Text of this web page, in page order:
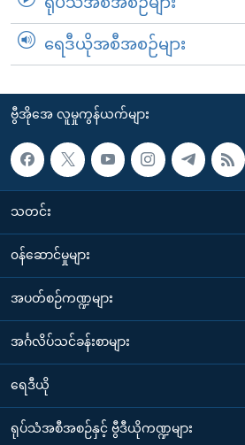
ရေဒီယိုအစီအစဉ်များ
ဗွီအိုအေ လူမှုကွန်ယက်များ
သတင်း
၀န်ဆောင်မှုများ
အပတ်စဉ်ကဏ္ဍများ
အင်္ဂလိပ်သင်ခန်းစာများ
ရေဒီယို
ရုပ်သံအစီအစဉ်နှင့် ဗွီဒီယိုကဏ္ဍများ